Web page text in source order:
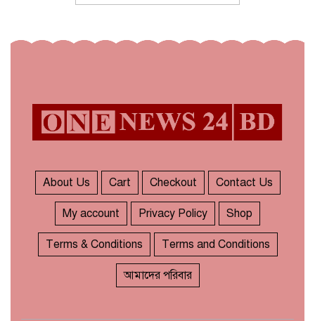
About Us Cart Checkout Contact Us
My account Privacy Policy Shop
Terms & Conditions Terms and Conditions
আমাদের পরিবার